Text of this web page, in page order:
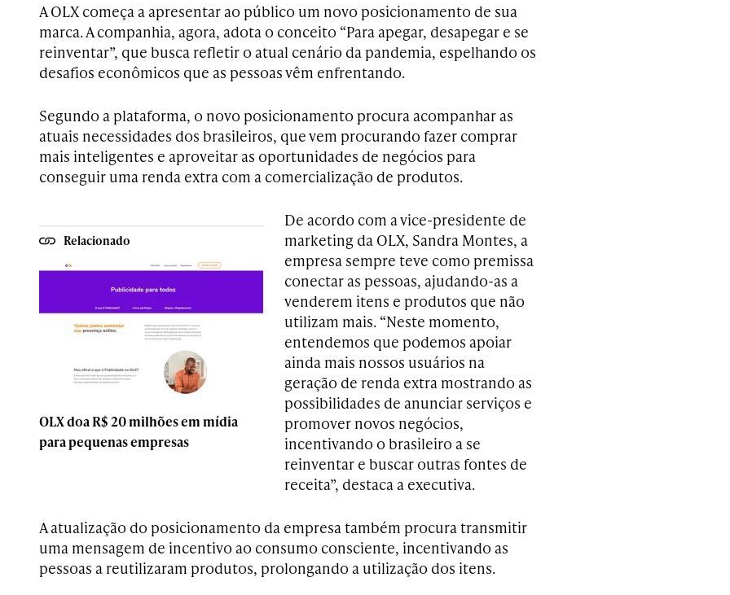
A OLX começa a apresentar ao público um novo posicionamento de sua
marca. A companhia, agora, adota o conceito “Para apegar, desapegar e se
reinventar”, que busca refletir o atual cenário da pandemia, espelhando os
desafios econômicos que as pessoas vêm enfrentando.
Segundo a plataforma, o novo posicionamento procura acompanhar as
atuais necessidades dos brasileiros, que vem procurando fazer comprar
mais inteligentes e aproveitar as oportunidades de negócios para
conseguir uma renda extra com a comercialização de produtos.
Relacionado
OLX doa R$ 20 milhões em mídia
para pequenas empresas
De acordo com a vice-presidente de
marketing da OLX, Sandra Montes, a
empresa sempre teve como premissa
conectar as pessoas, ajudando-as a
venderem itens e produtos que não
utilizam mais. “Neste momento,
entendemos que podemos apoiar
ainda mais nossos usuários na
geração de renda extra mostrando as
possibilidades de anunciar serviços e
promover novos negócios,
incentivando o brasileiro a se
reinventar e buscar outras fontes de
receita”, destaca a executiva.
A atualização do posicionamento da empresa também procura transmitir
uma mensagem de incentivo ao consumo consciente, incentivando as
pessoas a reutilizaram produtos, prolongando a utilização dos itens.